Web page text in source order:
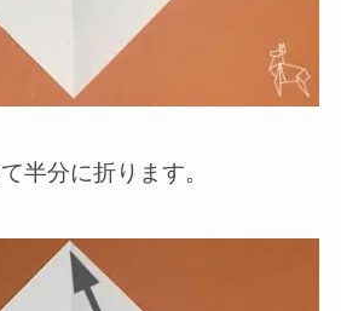
半分に折ります。